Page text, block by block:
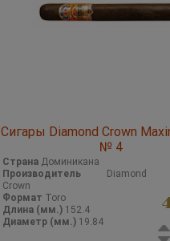
Сигары Diamond Crown
№ 4
Страна Доминикана
Производитель Diamond
Crown
Формат Toro
Длина (мм.) 152.4
Диаметр (мм.) 19.84